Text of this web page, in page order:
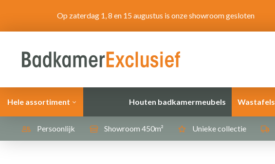
Op zaterdag 1, 8 en 15 augustus is onze showroom gesloten
Hele assortiment Houten badkamermeubels Wastafels
Persoonlijk Showroom 450m² Unieke collectie